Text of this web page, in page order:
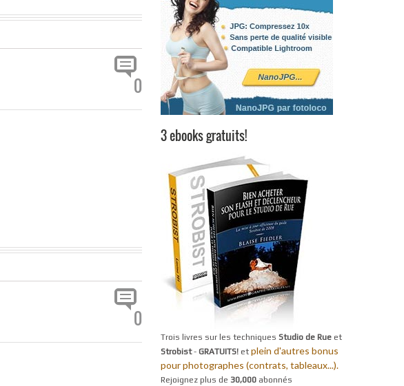
0
0
3 ebooks gratuits!
Trois livres sur les techniques Studio de Rueet
Strobist- GRATUITS! et plein d'autres bonus
pour photographes (contrats, tableaux...).
Rejoignez plus de 30,000abonnés